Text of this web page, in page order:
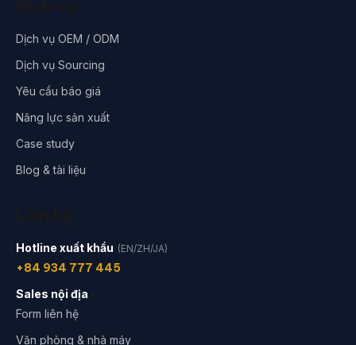
Dịch vụ OEM / ODM
Dịch vụ Sourcing
Yêu cầu báo giá
Năng lực sản xuất
Case study
Blog & tài liệu
Hotline xuất khẩu (EN/ZH/JA)
+84 934 777 445
Sales nội địa
Form liên hệ
Văn phòng & nhà máy